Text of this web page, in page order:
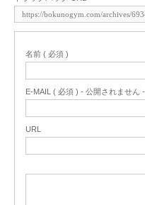
名前 ( 必須 )
E-MAIL ( 必須 ) - 公開されません -
URL